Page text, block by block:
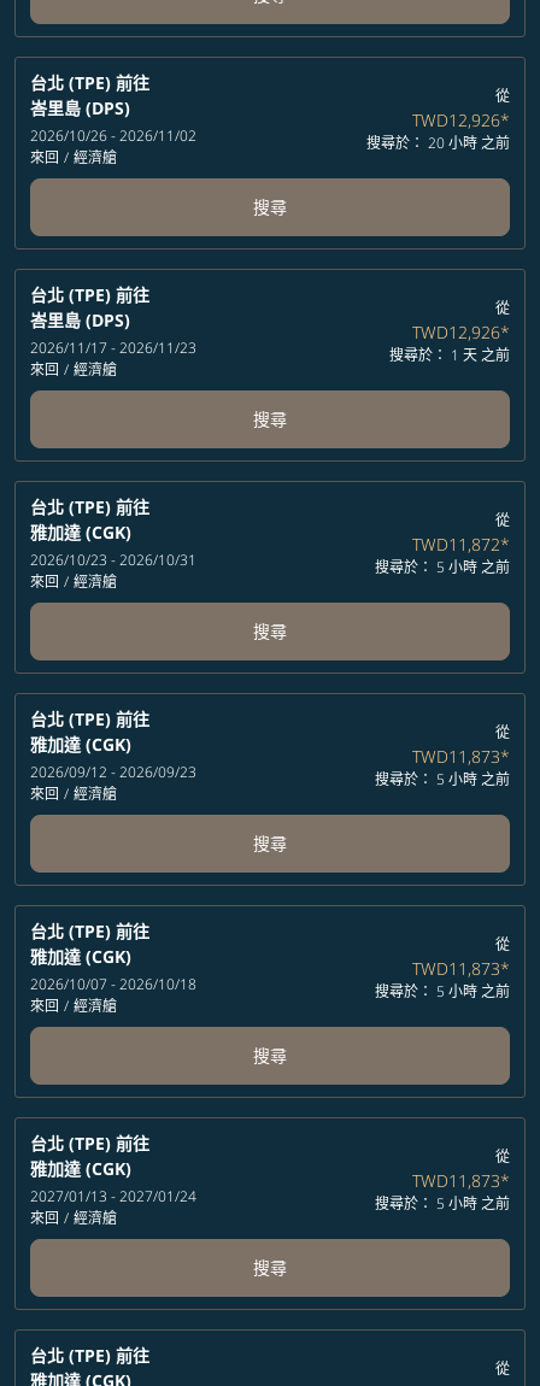
台北 (TPE) 前往
峇里島 (DPS)
2026/10/26 - 2026/11/02
來回 / 經濟艙
從
TWD12,926*
搜尋於： 20 小時 之前
搜尋
台北 (TPE) 前往
峇里島 (DPS)
2026/11/17 - 2026/11/23
來回 / 經濟艙
從
TWD12,926*
搜尋於： 1 天 之前
搜尋
台北 (TPE) 前往
雅加達 (CGK)
2026/10/23 - 2026/10/31
來回 / 經濟艙
從
TWD11,872*
搜尋於： 5 小時 之前
搜尋
台北 (TPE) 前往
雅加達 (CGK)
2026/09/12 - 2026/09/23
來回 / 經濟艙
從
TWD11,873*
搜尋於： 5 小時 之前
搜尋
台北 (TPE) 前往
雅加達 (CGK)
2026/10/07 - 2026/10/18
來回 / 經濟艙
從
TWD11,873*
搜尋於： 5 小時 之前
搜尋
台北 (TPE) 前往
雅加達 (CGK)
2027/01/13 - 2027/01/24
來回 / 經濟艙
從
TWD11,873*
搜尋於： 5 小時 之前
搜尋
台北 (TPE) 前往
雅加達 (CGK)
從